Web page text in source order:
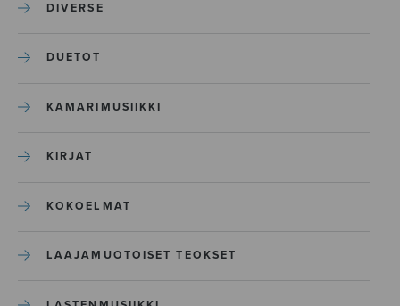
DIVERSE
DUETOT
KAMARIMUSIIKKI
KIRJAT
KOKOELMAT
LAAJAMUOTOISET TEOKSET